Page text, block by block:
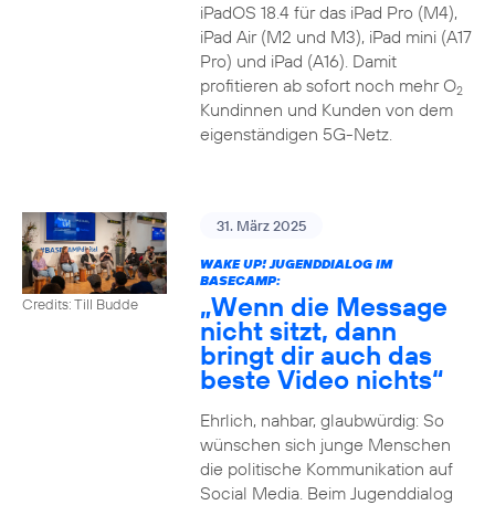
iPadOS 18.4 für das iPad Pro (M4),
iPad Air (M2 und M3), iPad mini (A17
Pro) und iPad (A16). Damit
profitieren ab sofort noch mehr O2
Kundinnen und Kunden von dem
eigenständigen 5G-Netz.
Credits: Till Budde
31. März 2025
WAKE UP! JUGENDDIALOG IM
BASECAMP:
„Wenn die Message
nicht sitzt, dann
bringt dir auch das
beste Video nichts“
Ehrlich, nahbar, glaubwürdig: So
wünschen sich junge Menschen
die politische Kommunikation auf
Social Media. Beim Jugenddialog